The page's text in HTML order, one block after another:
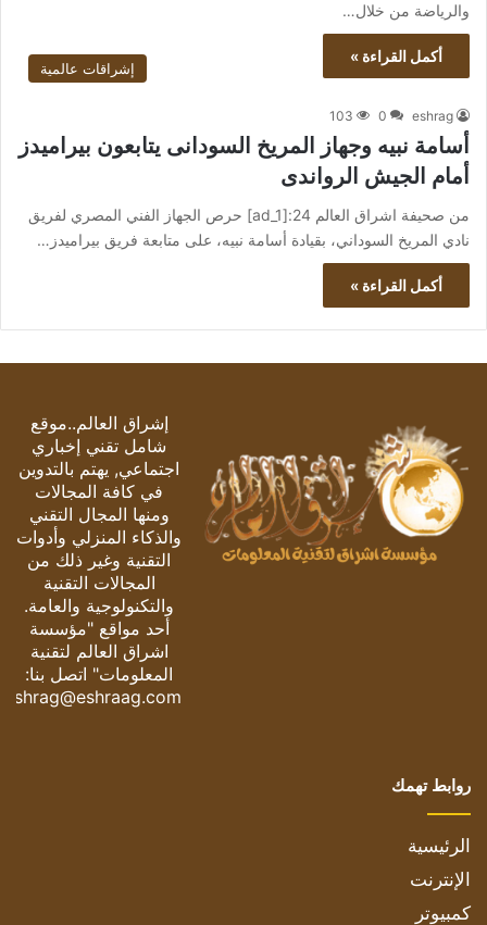
والرياضة من خلال…
أكمل القراءة »
إشراقات عالمية
eshrag
0
103
أسامة نبيه وجهاز المريخ السودانى يتابعون بيراميدز
أمام الجيش الرواندى
من صحيفة اشراق العالم 24:[ad_1] حرص الجهاز الفني المصري لفريق
نادي المريخ السوداني، بقيادة أسامة نبيه، على متابعة فريق بيراميدز…
أكمل القراءة »
إشراق العالم..موقع
شامل تقني إخباري
اجتماعي, يهتم بالتدوين
في كافة المجالات
ومنها المجال التقني
والذكاء المنزلي وأدوات
التقنية وغير ذلك من
المجالات التقنية
والتكنولوجية والعامة.
أحد مواقع "مؤسسة
اشراق العالم لتقنية
المعلومات" اتصل بنا:
eshrag@eshraag.com
روابط تهمك
الرئيسية
الإنترنت
كمبيوتر